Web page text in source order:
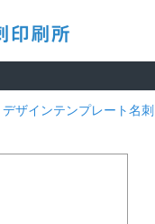
デザインテンプレート名刺